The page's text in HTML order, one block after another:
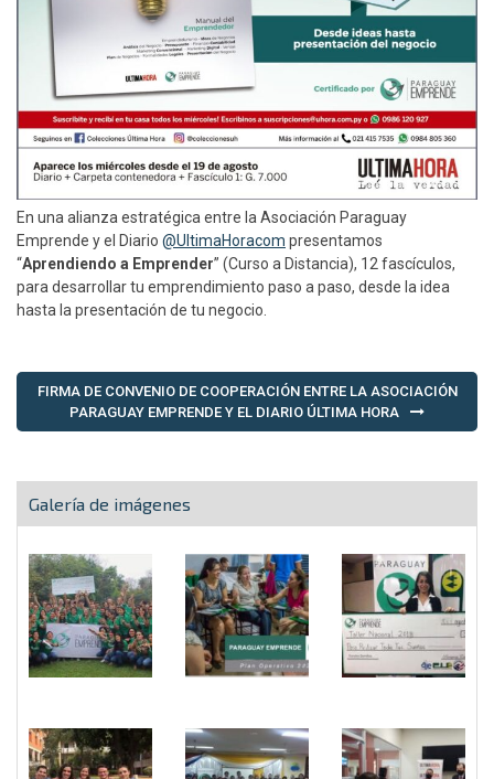
En una alianza estratégica entre la Asociación Paraguay
Emprende y el Diario @UltimaHoracom presentamos
“Aprendiendo a Emprender” (Curso a Distancia), 12 fascículos,
para desarrollar tu emprendimiento paso a paso, desde la idea
hasta la presentación de tu negocio.
Navegación
FIRMA DE CONVENIO DE COOPERACIÓN ENTRE LA ASOCIACIÓN
PARAGUAY EMPRENDE Y EL DIARIO ÚLTIMA HORA
Galería de imágenes